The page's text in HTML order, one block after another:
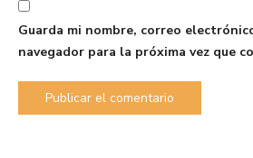
Guarda mi nombre, correo
navegador para la próxima vez que